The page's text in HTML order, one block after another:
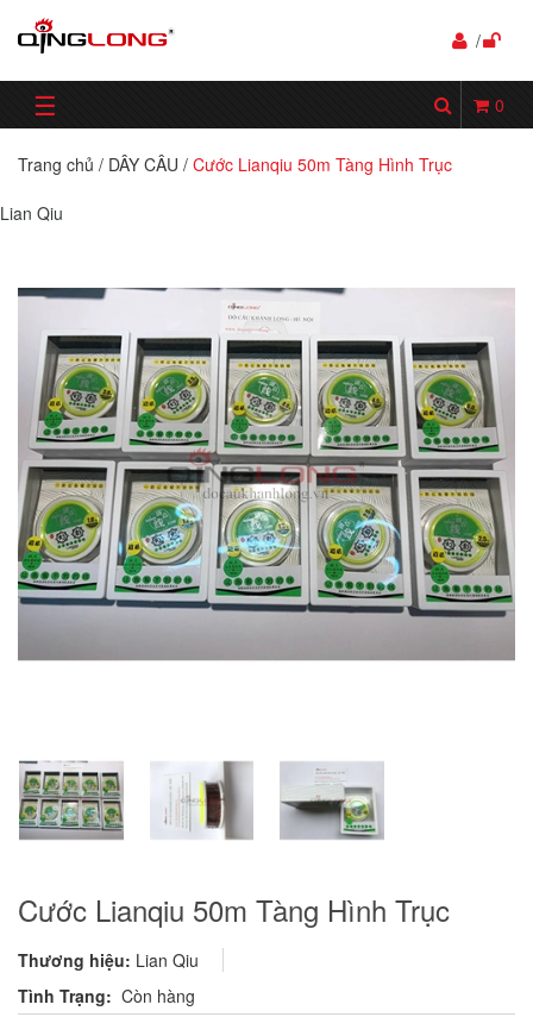
/
☰ 0
Trang chủ / DÂY CÂU / Cước Lianqiu 50m Tàng Hình Trục
Lian Qiu
Cước Lianqiu 50m Tàng Hình Trục
Thương hiệu: Lian Qiu
Tình Trạng: Còn hàng